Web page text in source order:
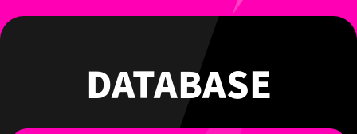
DATABASE